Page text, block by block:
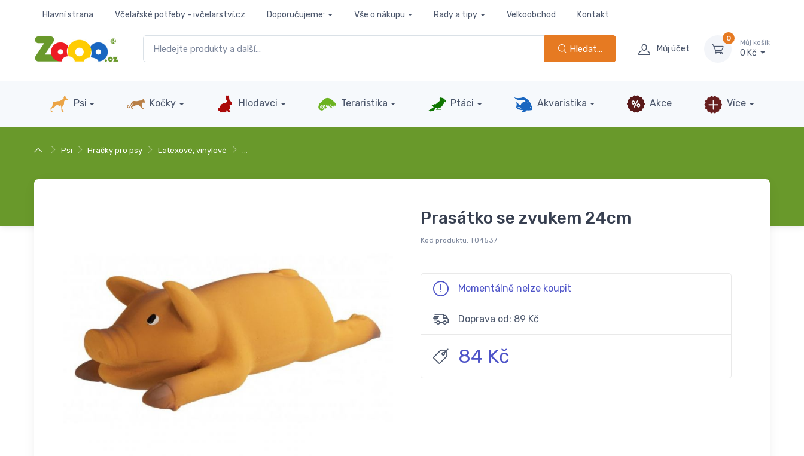
Hlavní strana Včelařské potřeby - ivčelarství.cz Doporučujeme: Vše o nákupu Rady a tipy Velkoobchod Kontakt
Hledat... Můj účet
0
Můj košík
0 Kč
Psi Kočky Hlodavci Teraristika Ptáci Akvaristika Akce Více
Psi Hračky pro psy Latexové, vinylové …
Prasátko se zvukem 24cm
Kód produktu: T04537
Momentálně nelze koupit
Doprava od: 89 Kč
84 Kč